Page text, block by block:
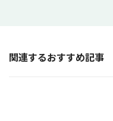
関連するおすすめ記事